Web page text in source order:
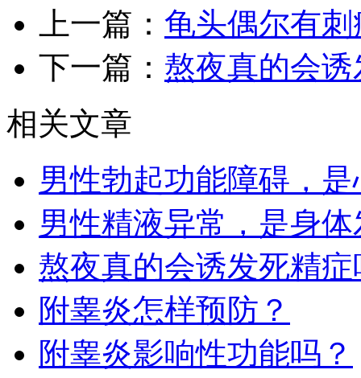
上一篇： 龟头偶尔有
下一篇： 熬夜真的会
相关文章
男性勃起功能障碍，
男性精液异常，是身
熬夜真的会诱发死精症
附睾炎怎样预防？​
附睾炎影响性功能吗？​